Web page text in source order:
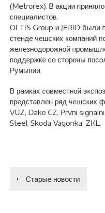
(Metrorex). В акции
специалистов.
OLTIS Group и JERID были
стенде чешских компаний
железнодорожной
поддержке со стороны
Румынии.
В рамках совместной
представлен ряд чешских
VUZ, Dako CZ, Prvni
Steel, Skoda Vagonka, ZKL.
Старые новости